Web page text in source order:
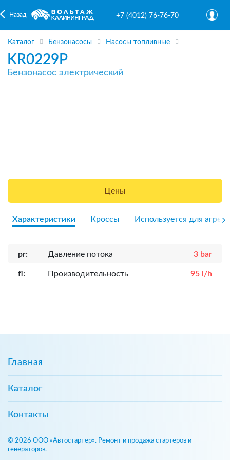
Назад +7 (4012) 76-76-70
Каталог Бензонасосы Насосы топливные
KR0229P
Бензонасос электрический
Цены
Характеристики Кроссы Используется для
pr: Давление потока 3 bar
fl: Производительность 95 l/h
Главная
Каталог
Контакты
© 2026 ООО «Автостартер». Ремонт и продажа стартеров и
генераторов.